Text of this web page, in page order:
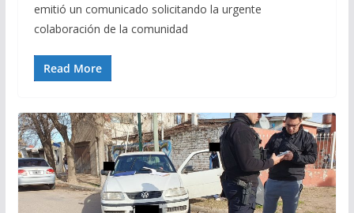
emitió un comunicado solicitando la urgente
colaboración de la comunidad
Read More